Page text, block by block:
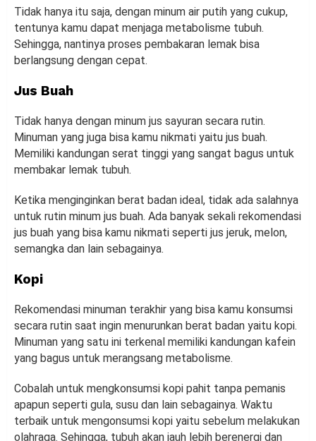
Tidak hanya itu saja, dengan minum air putih yang cukup,
tentunya kamu dapat menjaga metabolisme tubuh.
Sehingga, nantinya proses pembakaran lemak bisa
berlangsung dengan cepat.
Jus Buah
Tidak hanya dengan minum jus sayuran secara rutin.
Minuman yang juga bisa kamu nikmati yaitu jus buah.
Memiliki kandungan serat tinggi yang sangat bagus untuk
membakar lemak tubuh.
Ketika menginginkan berat badan ideal, tidak ada salahnya
untuk rutin minum jus buah. Ada banyak sekali rekomendasi
jus buah yang bisa kamu nikmati seperti jus jeruk, melon,
semangka dan lain sebagainya.
Kopi
Rekomendasi minuman terakhir yang bisa kamu konsumsi
secara rutin saat ingin menurunkan berat badan yaitu kopi.
Minuman yang satu ini terkenal memiliki kandungan kafein
yang bagus untuk merangsang metabolisme.
Cobalah untuk mengkonsumsi kopi pahit tanpa pemanis
apapun seperti gula, susu dan lain sebagainya. Waktu
terbaik untuk mengonsumsi kopi yaitu sebelum melakukan
olahraga. Sehingga, tubuh akan jauh lebih berenergi dan